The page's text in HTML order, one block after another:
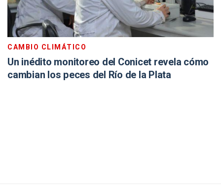
CAMBIO CLIMÁTICO
Un inédito monitoreo del Conicet revela cómo
cambian los peces del Río de la Plata